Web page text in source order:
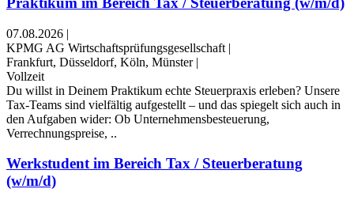
07.08.2026 |
KPMG AG Wirtschaftsprüfungsgesellschaft |
Frankfurt, Düsseldorf, Köln, Münster |
Vollzeit
Du willst in Deinem Praktikum echte Steuerpraxis erleben? Unsere
Tax-Teams sind vielfältig aufgestellt – und das spiegelt sich auch in
den Aufgaben wider: Ob Unternehmensbesteuerung,
Verrechnungspreise, ..
Werkstudent im Bereich Tax / Steuerberatung
(w/m/d)